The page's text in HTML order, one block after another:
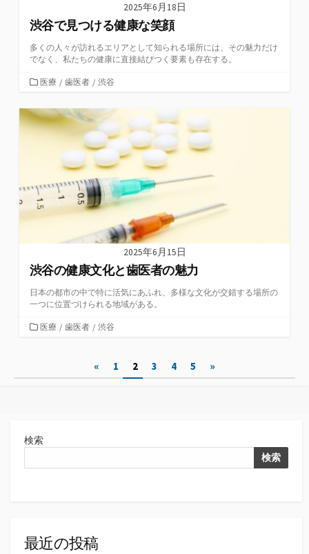
2025年6月18日
渋谷で見つける健康な笑顔
多くの人々が訪れるエリアとして知られる場所には、その魅力だけ
でなく、私たちの健康に直接結びつく要素も存在する。
カ
ゴ
リ
ー
医療 / 歯医者 / 渋谷
2025年6月15日
渋谷の健康文化と歯医者の魅力
日本の都市の中で特に活気にあふれ、多様な文化が交錯する場所の
一つに位置づけられる地域がある。
カ
ー
医療 / 歯医者 / 渋谷
ペ
り
« 1 2 3 4 5 »
検索
検索
最近の投稿